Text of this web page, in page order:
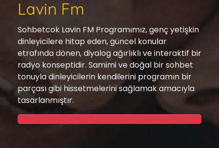
Lavin Fm
Sohbetcok Lavin FM Programımız, genç yetişkin
dinleyicilere hitap eden, güncel konular
etrafında dönen, diyalog ağırlıklı ve interaktif bir
radyo konseptidir. Samimi ve doğal bir sohbet
tonuyla dinleyicilerin kendilerini programın bir
parçası gibi hissetmelerini sağlamak amacıyla
tasarlanmıştır.